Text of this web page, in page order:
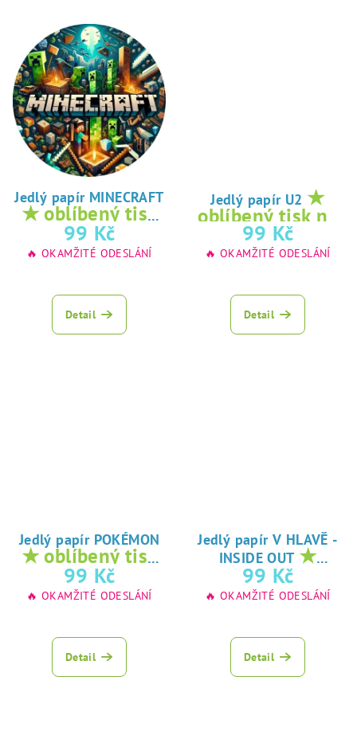
Jedlý papír MINECRAFT
★ oblíbený tisk
na jedlý papír
99 Kč
🔥 OKAMŽITÉ ODESLÁNÍ
Detail
Jedlý papír U2 ★
oblíbený tisk na
jedlý papír
99 Kč
🔥 OKAMŽITÉ ODESLÁNÍ
Detail
Jedlý papír POKÉMON
★ oblíbený tisk
na jedlý papír
99 Kč
🔥 OKAMŽITÉ ODESLÁNÍ
Detail
Jedlý papír V HLAVĚ -
INSIDE OUT ★
oblíbený tisk na
jedlý papír
99 Kč
🔥 OKAMŽITÉ ODESLÁNÍ
Detail